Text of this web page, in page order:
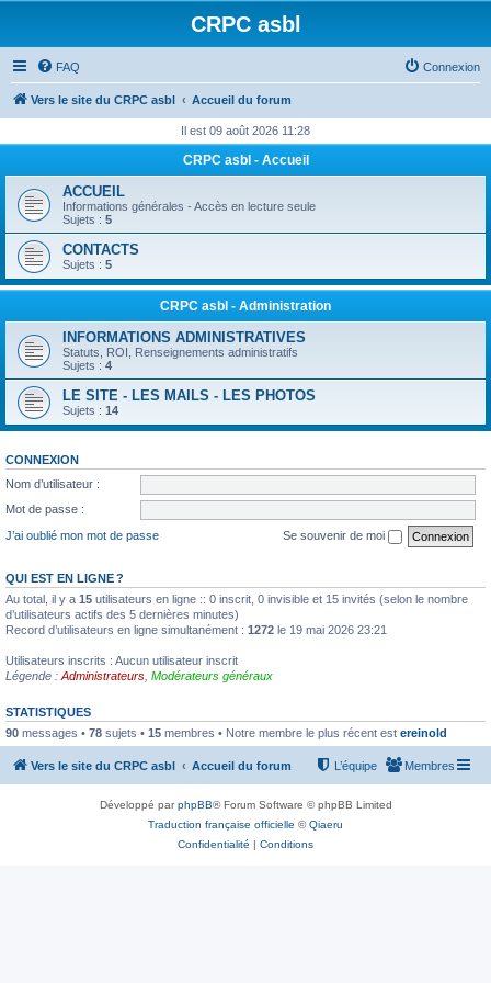
CRPC asbl
FAQ Connexion
Vers le site du CRPC asbl Accueil du forum
Il est 09 août 2026 11:28
CRPC asbl - Accueil
ACCUEIL
Informations générales - Accès en lecture seule
Sujets : 5
CONTACTS
Sujets : 5
CRPC asbl - Administration
INFORMATIONS ADMINISTRATIVES
Statuts, ROI, Renseignements administratifs
Sujets : 4
LE SITE - LES MAILS - LES PHOTOS
Sujets : 14
CONNEXION
Nom d’utilisateur :
Mot de passe :
J’ai oublié mon mot de passe
Se souvenir de moi
QUI EST EN LIGNE ?
Au total, il y a 15 utilisateurs en ligne :: 0 inscrit, 0 invisible et 15 invités (selon le nombre
d’utilisateurs actifs des 5 dernières minutes)
Record d’utilisateurs en ligne simultanément : 1272 le 19 mai 2026 23:21
Utilisateurs inscrits : Aucun utilisateur inscrit
Légende : Administrateurs Modérateurs généraux
STATISTIQUES
90 messages • 78 sujets • 15 membres • Notre membre le plus récent est ereinold
Vers le site du CRPC asbl Accueil du forum Membres
L’équipe
Développé parphpBB® Forum Software © phpBB Limited
Traduction française officielle ©Qiaeru
Confidentialité | Conditions